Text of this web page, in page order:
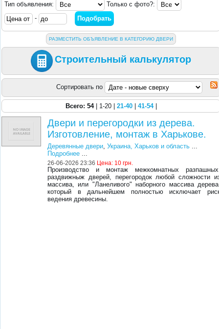
Тип объявления:
Только с фото?:
-
РАЗМЕСТИТЬ ОБЪЯВЛЕНИЕ В КАТЕГОРИЮ ДВЕРИ
Строительный калькулятор
Сортировать по
Всего: 54| 1-20 | 21-40| 41-54|
Двери и перегородки из дерева.
Изготовление, монтаж в Харькове.
Деревянные двери,Украина, Харьков и область ...
Подробнее ...
26-06-2026 23:36 Цена: 10 грн.
Производство и монтаж межкомнатных
раздвижныж дверей, перегородок любой сложности
массива, или "Ланеливого" наборного массива
который в дальнейшем полностью исключает
ведения древесины.